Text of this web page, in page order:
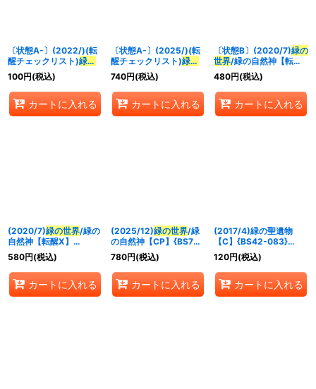
〔状態A-〕(2022/)(転
醒チェックリスト)緑の
世界/緑の自然神【-】
{BS53-TX03a/BS53-
TX03b}《緑》
100円(税込)
カートに入れる
〔状態A-〕(2025/)(転
醒チェックリスト)緑の
世界/緑の自然神【-】
{BS73-TCP03a/BS73-
TCP03b}《緑》
740円(税込)
カートに入れる
〔状態B〕(2020/7)緑の
世界/緑の自然神【転醒
X】{BS53-
TX03a/BS53-TX03b}
《緑》
480円(税込)
カートに入れる
(2020/7)緑の世界/緑の
自然神【転醒X】
{BS53-TX03a/BS53-
TX03b}《緑》
580円(税込)
カートに入れる
(2025/12)緑の世界/緑
の自然神【CP】{BS73-
TCP03a/BS73-
TCP03b}《緑》
780円(税込)
カートに入れる
(2017/4)緑の聖遺物
【C】{BS42-083}
《緑》
120円(税込)
カートに入れる